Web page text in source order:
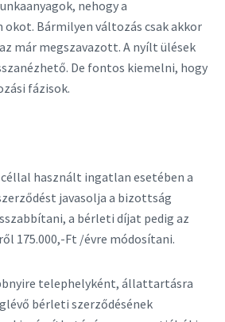
nehogy a
okot. Bármilyen változás csak akkor
már megszavazott. A nyílt ülések
De fontos kiemelni, hogy
fázisok.
használt ingatlan esetében a
javasolja a bizottság
a bérleti díjat pedig az
175.000,-Ft /évre módosítani.
telephelyként, állattartásra
bérleti szerződésének